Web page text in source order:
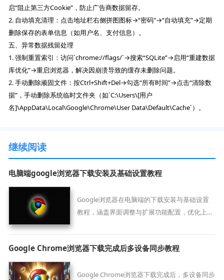
启“阻止第三方Cookie”，防止广告商数据留存。
2. 自动填充清理：点击地址栏右侧拼图图标→“密码”→“自动填充”→定期
删除保存的表单信息（如用户名、支付信息）。
五、异常数据残留处理
1. 强制重置索引：访问`chrome://flags/`→搜索“SQLite”→启用“重建数据
库优化”→重启浏览器，解决因崩溃导致的缓存未删除问题。
2. 手动删除顽固文件：按Ctrl+Shift+Del→勾选“所有时间”→点击“清除数
据”，手动删除系统临时文件夹（如`C:\Users\[用户
名]\AppData\Local\Google\Chrome\User Data\Default\Cache`）。
继续阅读
电脑端google浏览器下载安装及基础设置教程
Google浏览器在电脑端的下载安装与基础设置
教程，涵盖界面调整与扩展功能配置，优化上网
Google Chrome浏览器下载完成后多设备同步教程
Google Chrome浏览器下载完成后，多设备同步